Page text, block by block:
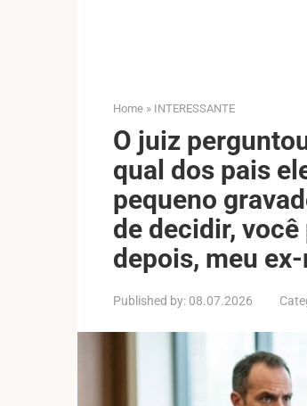
Home » INTERESSANTE
O juiz
qual dos pais
pequeno
de decidir, você
depois, meu
Published by: 08.07.2026